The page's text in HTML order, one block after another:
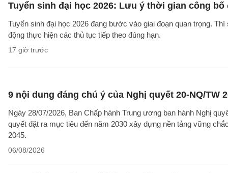
Tuyển sinh đại học 2026: Lưu ý thời gian công
Tuyển sinh đại học 2026 đang bước vào giai đoạn quan trọng.
động thực hiện các thủ tục tiếp theo đúng hạn.
17 giờ trước
9 nội dung đáng chú ý của Nghị quyết 20-NQ/TW
Ngày 28/07/2026, Ban Chấp hành Trung ương ban hành Nghị
quyết đặt ra mục tiêu đến năm 2030 xây dựng nền tảng vững
2045.
06/08/2026